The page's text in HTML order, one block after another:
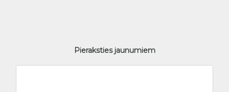
Pieraksties jaunumiem